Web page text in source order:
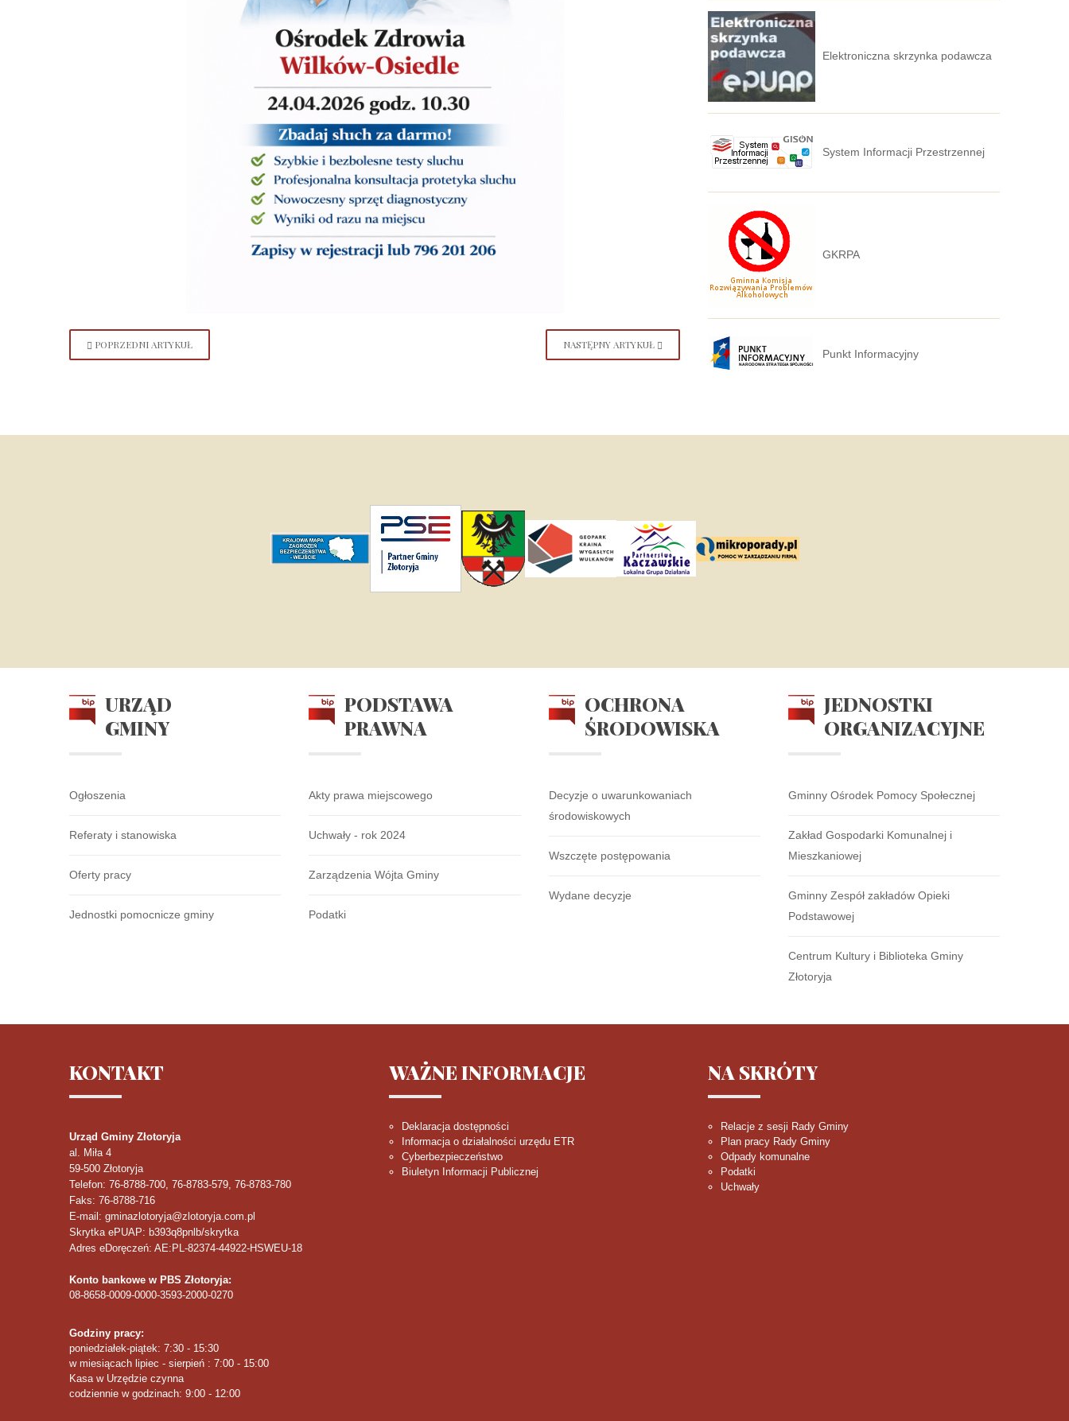
POPRZEDNI ARTYKUŁ NASTĘPNY ARTYKUŁ
Elektroniczna skrzynka podawcza
System Informacji Przestrzennej
GKRPA
Punkt Informacyjny
URZĄD
GMINY
Ogłoszenia
Referaty i stanowiska
Oferty pracy
Jednostki pomocnicze gminy
PODSTAWA
PRAWNA
Akty prawa miejscowego
Uchwały - rok 2024
Zarządzenia Wójta Gminy
Podatki
OCHRONA
ŚRODOWISKA
Decyzje o uwarunkowaniach
środowiskowych
Wszczęte postępowania
Wydane decyzje
JEDNOSTKI
ORGANIZACYJNE
Gminny Ośrodek Pomocy Społecznej
Zakład Gospodarki Komunalnej i
Mieszkaniowej
Gminny Zespół zakładów Opieki
Podstawowej
Centrum Kultury i Biblioteka Gminy
Złotoryja
KONTAKT
Urząd Gminy Złotoryja
al. Miła 4
59-500 Złotoryja
Telefon: 76-8788-700, 76-8783-579, 76-8783-780
Faks: 76-8788-716
E-mail: gminazlotoryja@zlotoryja.com.pl
Skrytka ePUAP: b393q8pnlb/skrytka
Adres eDoręczeń: AE:PL-82374-44922-HSWEU-18
Konto bankowe w PBS Złotoryja:
08-8658-0009-0000-3593-2000-0270
Godziny pracy:
poniedziałek-piątek: 7:30 - 15:30
w miesiącach lipiec - sierpień : 7:00 - 15:00
Kasa w Urzędzie czynna
codziennie w godzinach: 9:00 - 12:00
WAŻNEINFORMACJE
Deklaracja dostępności
Informacja o działalności urzędu ETR
Cyberbezpieczeństwo
Biuletyn Informacji Publicznej
NA SKRÓTY
Relacje z sesji Rady Gminy
Plan pracy Rady Gminy
Odpady komunalne
Podatki
Uchwały